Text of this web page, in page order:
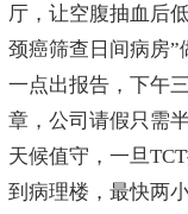
厅，让空腹抽血后
颈癌筛查日间病房
一点出报告，下午
章，公司请假只需
天候值守，一旦
到病理楼，最快两